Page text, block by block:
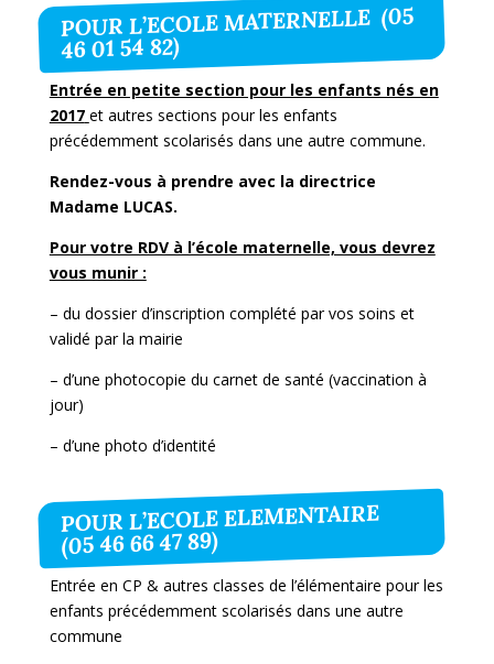
POUR L’ECOLE MATERNELLE (05
46 01 54 82)
Entrée en petite section pour les enfants nés en
2017 et autres sections pour les enfants
précédemment scolarisés dans une autre commune.
Rendez-vous à prendre avec la directrice
Madame LUCAS.
Pour votre RDV à l’école maternelle, vous devrez
vous munir :
– du dossier d’inscription complété par vos soins et
validé par la mairie
– d’une photocopie du carnet de santé (vaccination à
jour)
– d’une photo d’identité
POUR L’ECOLE ELEMENTAIRE
(05 46 66 47 89)
Entrée en CP & autres classes de l’élémentaire pour les
enfants précédemment scolarisés dans une autre
commune